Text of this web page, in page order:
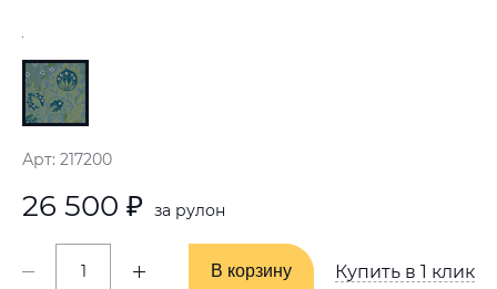
Ткани
Арт: 217200
26 500 ₽ за рулон
В корзину
В корзину Купить в 1 клик